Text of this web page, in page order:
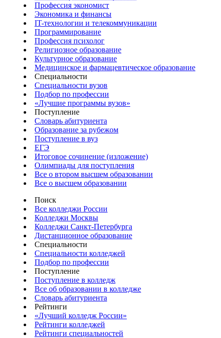
Профессия экономист
Экономика и финансы
IT-технологии и телекоммуникации
Программирование
Профессия психолог
Религиозное образование
Культурное образование
Медицинское и фармацевтическое образование
Специальности
Специальности вузов
Подбор по профессии
«Лучшие программы вузов»
Поступление
Словарь абитуриента
Образование за рубежом
Поступление в вуз
ЕГЭ
Итоговое сочинение (изложение)
Олимпиады для поступления
Все о втором высшем образовании
Все о высшем образовании
Поиск
Все колледжи России
Колледжи Москвы
Колледжи Санкт-Петербурга
Дистанционное образование
Специальности
Специальности колледжей
Подбор по профессии
Поступление
Поступление в колледж
Все об образовании в колледже
Словарь абитуриента
Рейтинги
«Лучший колледж России»
Рейтинги колледжей
Рейтинги специальностей